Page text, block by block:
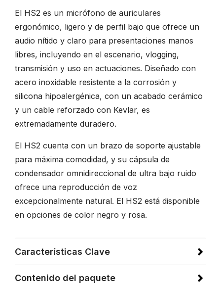
El HS2 es un micrófono de auriculares
ergonómico, ligero y de perfil bajo que ofrece un
audio nítido y claro para presentaciones manos
libres, incluyendo en el escenario, vlogging,
transmisión y uso en actuaciones. Diseñado con
acero inoxidable resistente a la corrosión y
silicona hipoalergénica, con un acabado cerámico
y un cable reforzado con Kevlar, es
extremadamente duradero.
El HS2 cuenta con un brazo de soporte ajustable
para máxima comodidad, y su cápsula de
condensador omnidireccional de ultra bajo ruido
ofrece una reproducción de voz
excepcionalmente natural. El HS2 está disponible
en opciones de color negro y rosa.
Características Clave
Contenido del paquete